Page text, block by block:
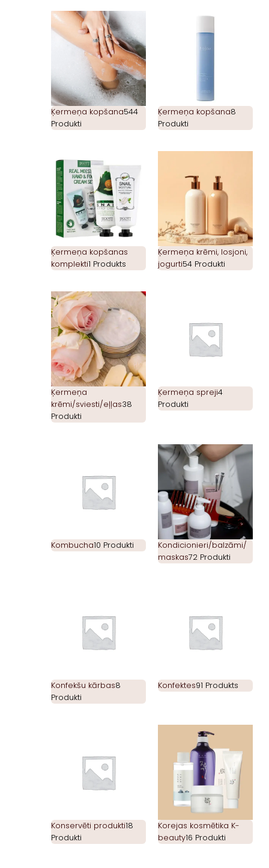
Ķermeņa kopšana544
Produkti
Ķermeņa kopšana8
Produkti
Ķermeņa kopšanas
komplekti1 Produkts
Ķermeņa krēmi, losjoni,
jogurti54 Produkti
Ķermeņa
krēmi/sviesti/eļļas38
Produkti
Ķermeņa spreji4
Produkti
Kombucha10 Produkti
Kondicionieri/balzāmi/
maskas72 Produkti
Konfekšu kārbas8
Produkti
Konfektes91 Produkts
Konservēti produkti18
Produkti
Korejas kosmētika K-
beauty16 Produkti